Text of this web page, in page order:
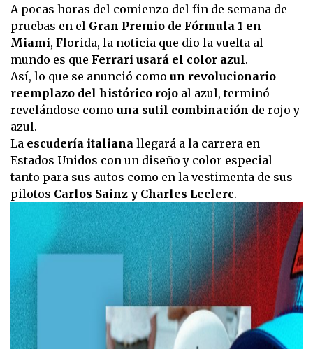
A pocas horas del comienzo del fin de semana de
pruebas en el Gran Premio de Fórmula 1 en
Miami, Florida, la noticia que dio la vuelta al
mundo es que Ferrari usará el color azul.
Así, lo que se anunció como un revolucionario
reemplazo del histórico rojo al azul, terminó
revelándose como una sutil combinación de rojo y
azul.
La escudería italiana llegará a la carrera en
Estados Unidos con un diseño y color especial
tanto para sus autos como en la vestimenta de sus
pilotos Carlos Sainz y Charles Leclerc.